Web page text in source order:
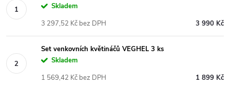
Skladem
3 990 Kč
3 297,52 Kč bez DPH
Set venkovních květináčů VEGHEL 3 ks
Skladem
1 899 Kč
1 569,42 Kč bez DPH